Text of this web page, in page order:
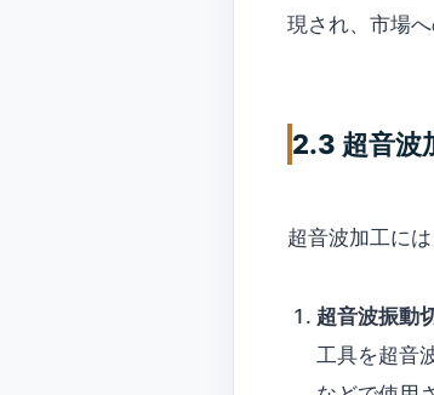
現され、市場
2.3 超音波
超音波加工に
超音波振動
工具を超音